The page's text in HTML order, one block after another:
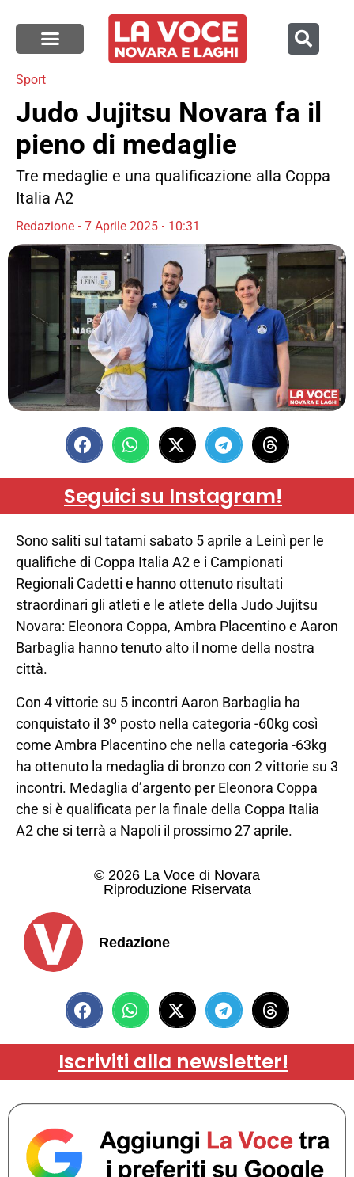
Sport
Judo Jujitsu Novara fa il
pieno di medaglie
Tre medaglie e una qualificazione alla Coppa
Italia A2
Redazione 7 Aprile 2025 10:31
Seguici su Instagram!
Sono saliti sul tatami sabato 5 aprile a Leinì per le
qualifiche di Coppa Italia A2 e i Campionati
Regionali Cadetti e hanno ottenuto risultati
straordinari gli atleti e le atlete della Judo Jujitsu
Novara: Eleonora Coppa, Ambra Placentino e Aaron
Barbaglia hanno tenuto alto il nome della nostra
città.
Con 4 vittorie su 5 incontri Aaron Barbaglia ha
conquistato il 3º posto nella categoria -60kg così
come Ambra Placentino che nella categoria -63kg
ha ottenuto la medaglia di bronzo con 2 vittorie su 3
incontri. Medaglia d’argento per Eleonora Coppa
che si è qualificata per la finale della Coppa Italia
A2 che si terrà a Napoli il prossimo 27 aprile.
© 2026 La Voce di Novara
Riproduzione Riservata
Redazione
Iscriviti alla newsletter!